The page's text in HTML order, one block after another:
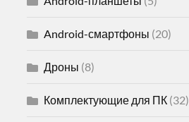
Android-смартфоны (20)
Дроны (8)
Комплектующие для ПК (32)